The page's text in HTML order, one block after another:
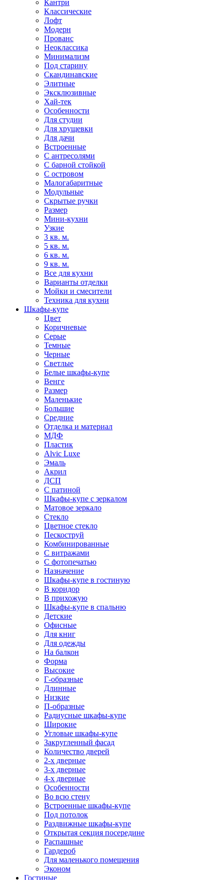
Кантри
Классические
Лофт
Модерн
Прованс
Неоклассика
Минимализм
Под старину
Скандинавские
Элитные
Эксклюзивные
Хай-тек
Особенности
Для студии
Для хрущевки
Для дачи
Встроенные
С антресолями
С барной стойкой
С островом
Малогабаритные
Модульные
Скрытые ручки
Размер
Мини-кухни
Узкие
3 кв. м.
5 кв. м.
6 кв. м.
9 кв. м.
Все для кухни
Варианты отделки
Мойки и смесители
Техника для кухни
Шкафы-купе
Цвет
Коричневые
Серые
Темные
Черные
Светлые
Белые шкафы-купе
Венге
Размер
Маленькие
Большие
Средние
Отделка и материал
МДФ
Пластик
Alvic Luxe
Эмаль
Акрил
ДСП
С патиной
Шкафы-купе с зеркалом
Матовое зеркало
Стекло
Цветное стекло
Пескоструй
Комбинированные
С витражами
С фотопечатью
Назначение
Шкафы-купе в гостиную
В коридор
В прихожую
Шкафы-купе в спальню
Детские
Офисные
Для книг
Для одежды
На балкон
Форма
Высокие
Г-образные
Длинные
Низкие
П-образные
Радиусные шкафы-купе
Широкие
Угловые шкафы-купе
Закругленный фасад
Количество дверей
2-х дверные
3-х дверные
4-х дверные
Особенности
Во всю стену
Встроенные шкафы-купе
Под потолок
Раздвижные шкафы-купе
Открытая секция посередине
Распашные
Гардероб
Для маленького помещения
Эконом
Гостиные